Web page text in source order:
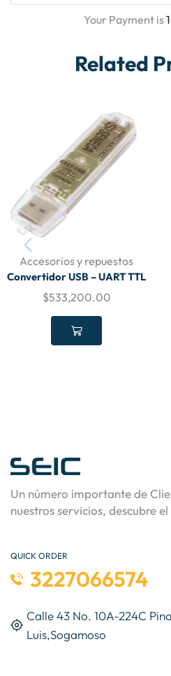
Your Payment is
Related
Accesorios y repuestos
Convertidor USB – UART TTL
$533,200.00
Un número importante de
nuestros servicios, descubre
QUICK ORDER
3227066574
Calle 43 No. 10A-224C
Luis,Sogamoso